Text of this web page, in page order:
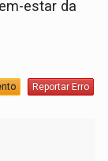
estar da
Reportar Erro